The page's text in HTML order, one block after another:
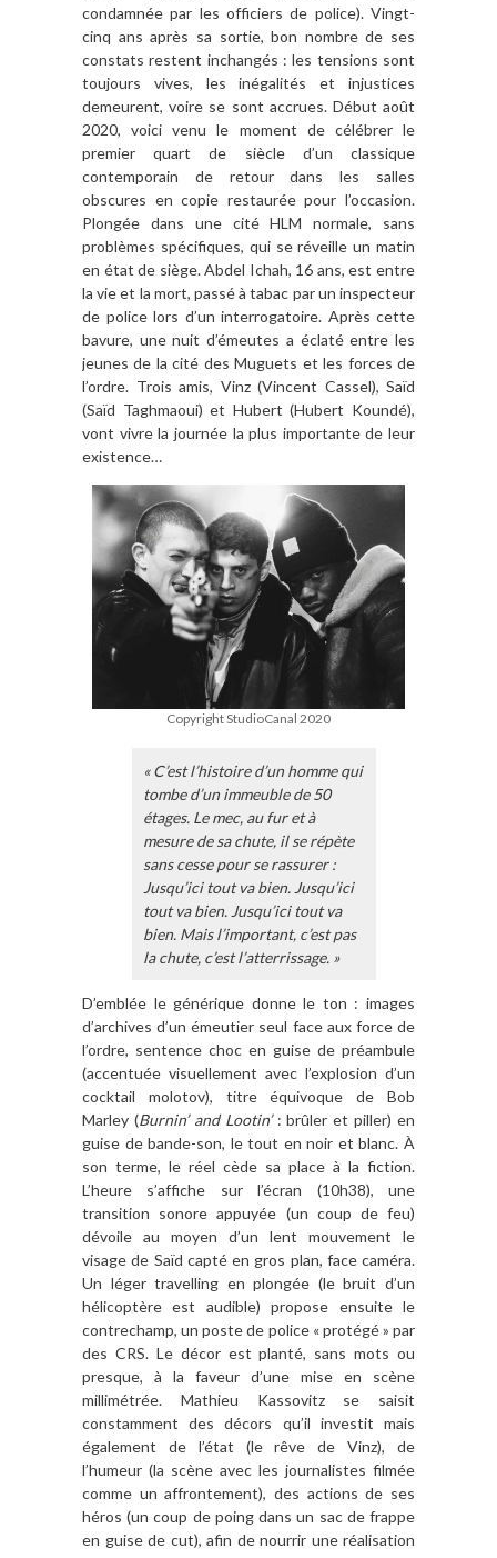
condamnée par les officiers de police). Vingt-
cinq ans après sa sortie, bon nombre de ses
constats restent inchangés : les tensions sont
toujours vives, les inégalités et injustices
demeurent, voire se sont accrues. Début août
2020, voici venu le moment de célébrer le
premier quart de siècle d’un classique
contemporain de retour dans les salles
obscures en copie restaurée pour l’occasion.
Plongée dans une cité HLM normale, sans
problèmes spécifiques, qui se réveille un matin
en état de siège. Abdel Ichah, 16 ans, est entre
la vie et la mort, passé à tabac par un inspecteur
de police lors d’un interrogatoire. Après cette
bavure, une nuit d’émeutes a éclaté entre les
jeunes de la cité des Muguets et les forces de
l’ordre. Trois amis, Vinz (Vincent Cassel), Saïd
(Saïd Taghmaoui) et Hubert (Hubert Koundé),
vont vivre la journée la plus importante de leur
existence…
Copyright StudioCanal 2020
« C’est l’histoire d’un homme qui
tombe d’un immeuble de 50
étages. Le mec, au fur et à
mesure de sa chute, il se répète
sans cesse pour se rassurer :
Jusqu’ici tout va bien. Jusqu’ici
tout va bien. Jusqu’ici tout va
bien. Mais l’important, c’est pas
la chute, c’est l’atterrissage. »
D’emblée le générique donne le ton : images
d’archives d’un émeutier seul face aux force de
l’ordre, sentence choc en guise de préambule
(accentuée visuellement avec l’explosion d’un
cocktail molotov), titre équivoque de Bob
Marley (Burnin’ and Lootin’: brûler et piller) en
guise de bande-son, le tout en noir et blanc. À
son terme, le réel cède sa place à la fiction.
L’heure s’affiche sur l’écran (10h38), une
transition sonore appuyée (un coup de feu)
dévoile au moyen d’un lent mouvement le
visage de Saïd capté en gros plan, face caméra.
Un léger travelling en plongée (le bruit d’un
hélicoptère est audible) propose ensuite le
contrechamp, un poste de police « protégé » par
des CRS. Le décor est planté, sans mots ou
presque, à la faveur d’une mise en scène
millimétrée. Mathieu Kassovitz se saisit
constamment des décors qu’il investit mais
également de l’état (le rêve de Vinz), de
l’humeur (la scène avec les journalistes filmée
comme un affrontement), des actions de ses
héros (un coup de poing dans un sac de frappe
en guise de cut), afin de nourrir une réalisation